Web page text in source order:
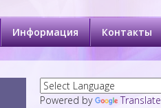
Информация Контакты
Powered by Translate